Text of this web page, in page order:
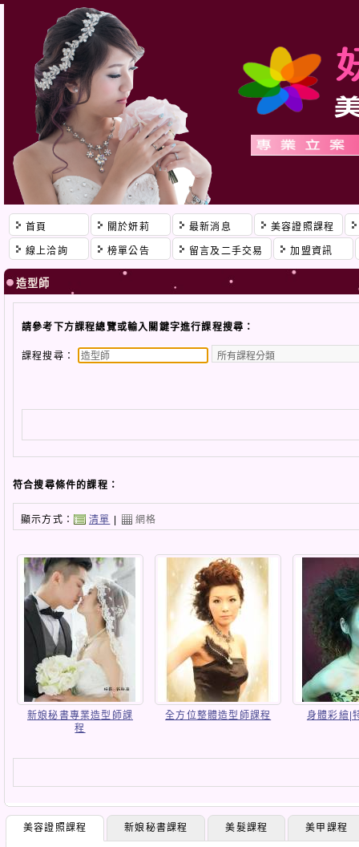
首頁 關於妍莉 最新消息 美容證照課程
線上洽詢 榜單公告 留言及二手交易 加盟資訊
造型師
請參考下方課程總覽或輸入關鍵字進行課程搜尋：
課程搜尋：
符合搜尋條件的課程：
顯示方式： 清單 | 網格
新娘秘書專業造型師課
程
全方位整體造型師課程 身體彩繪|
美容證照課程 新娘秘書課程 美髮課程 美甲課程